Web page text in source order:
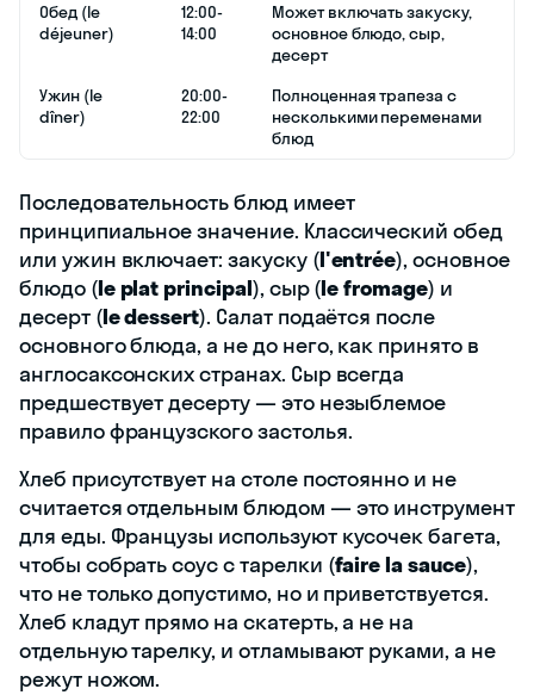
Обед (le
déjeuner)
12:00-
14:00
Может включать закуску,
основное блюдо, сыр,
десерт
Ужин (le
dîner)
20:00-
22:00
Полноценная трапеза с
несколькими переменами
блюд
Последовательность блюд имеет
принципиальное значение. Классический обед
или ужин включает: закуску (l'entrée), основное
блюдо (le plat principal), сыр (le fromage) и
десерт (le dessert). Салат подаётся после
основного блюда, а не до него, как принято в
англосаксонских странах. Сыр всегда
предшествует десерту — это незыблемое
правило французского застолья.
Хлеб присутствует на столе постоянно и не
считается отдельным блюдом — это инструмент
для еды. Французы используют кусочек багета,
чтобы собрать соус с тарелки (faire la sauce),
что не только допустимо, но и приветствуется.
Хлеб кладут прямо на скатерть, а не на
отдельную тарелку, и отламывают руками, а не
режут ножом.